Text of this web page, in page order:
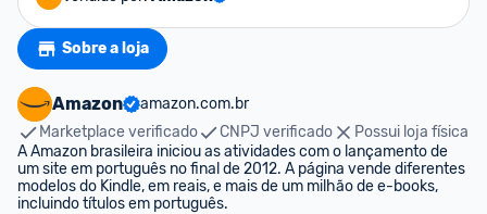
Sobre a loja
Amazon
amazon.com.br
Marketplace verificado
CNPJ verificado
Possui loja física
A Amazon brasileira iniciou as atividades com o lançamento de
um site em português no final de 2012. A página vende diferentes
modelos do Kindle, em reais, e mais de um milhão de e-books,
incluindo títulos em português.